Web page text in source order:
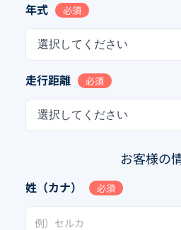
年式 必須
選択してください
走行距離 必須
選択してください
お客様の
姓（カナ） 必須